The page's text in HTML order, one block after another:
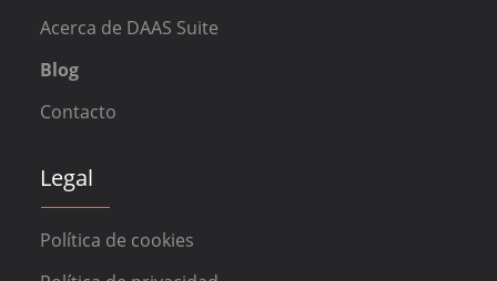
Acerca de DAAS Suite
Blog
Contacto
Legal
Política de cookies